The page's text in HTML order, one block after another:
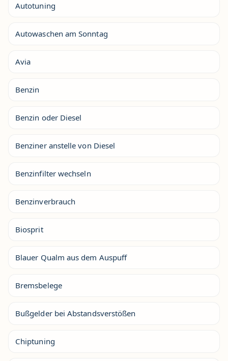
Autotuning
Autowaschen am Sonntag
Avia
Benzin
Benzin oder Diesel
Benziner anstelle von Diesel
Benzinfilter wechseln
Benzinverbrauch
Biosprit
Blauer Qualm aus dem Auspuff
Bremsbelege
Bußgelder bei Abstandsverstößen
Chiptuning